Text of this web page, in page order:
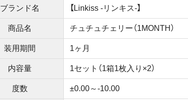
ブランド名 【Linkiss -リンキス-】
商品名 チュチュチェリー（1MONTH）
装用期間 1ヶ月
内容量 1セット（1箱1枚入り×2）
度数 ±0.00～-10.00